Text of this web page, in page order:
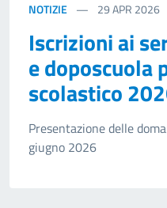
NOTIZIE 29APR 2026
Iscrizioni ai
e doposcuola
scolastico
Presentazione delle
giugno 2026